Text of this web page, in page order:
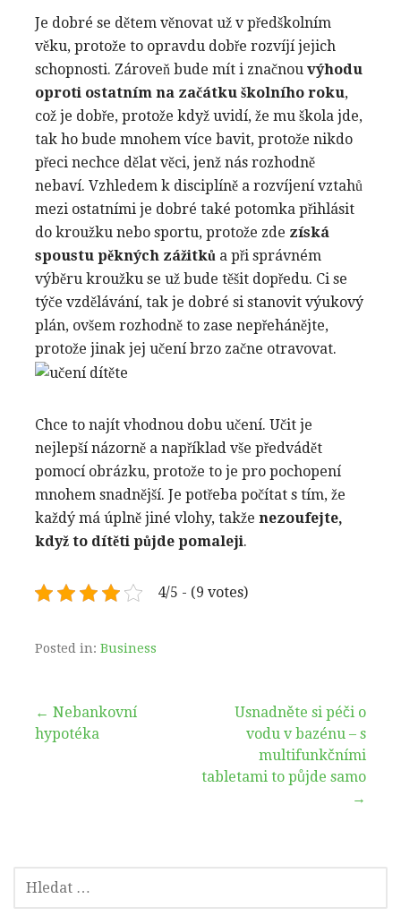
Je dobré se dětem věnovat už v předškolním
věku, protože to opravdu dobře rozvíjí jejich
schopnosti. Zároveň bude mít i značnou výhodu
oproti ostatním na začátku školního roku,
což je dobře, protože když uvidí, že mu škola jde,
tak ho bude mnohem více bavit, protože nikdo
přeci nechce dělat věci, jenž nás rozhodně
nebaví. Vzhledem k disciplíně a rozvíjení vztahů
mezi ostatními je dobré také potomka přihlásit
do kroužku nebo sportu, protože zde získá
spoustu pěkných zážitků a při správném
výběru kroužku se už bude těšit dopředu. Ci se
týče vzdělávání, tak je dobré si stanovit výukový
plán, ovšem rozhodně to zase nepřehánějte,
protože jinak jej učení brzo začne otravovat.
Chce to najít vhodnou dobu učení. Učit je
nejlepší názorně a například vše předvádět
pomocí obrázku, protože to je pro pochopení
mnohem snadnější. Je potřeba počítat s tím, že
každý má úplně jiné vlohy, takže nezoufejte,
když to dítěti půjde pomaleji.
4/5 - (9 votes)
Posted in: Business
Navigace
← Nebankovní
hypotéka
Usnadněte si péči o
vodu v bazénu – s
multifunkčními
tabletami to půjde samo
→
VYHLEDÁVÁNÍ